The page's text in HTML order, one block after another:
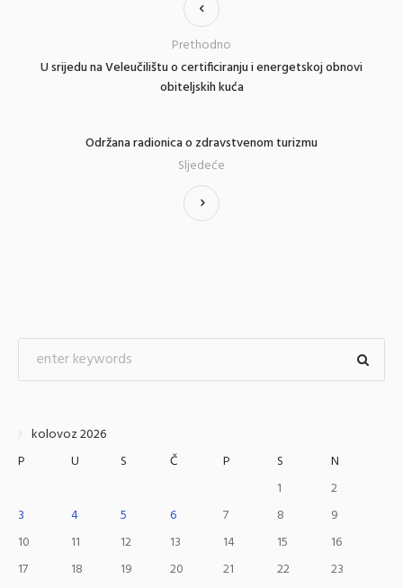
U srijedu na Veleučilištu o certificiranju i energetskoj obnovi
obiteljskih kuća
Prethodno
Održana radionica o zdravstvenom turizmu
Sljedeće
kolovoz 2026
P
U S Č P S
N
1
2
3
4 5 6 7 8
9
10
11 12 13 14 15
16
17
18 19 20 21 22
23